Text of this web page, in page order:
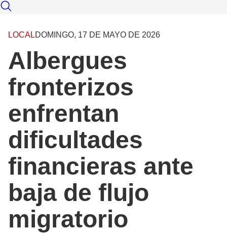
LOCALDOMINGO, 17 DE MAYO DE 2026
Albergues
fronterizos
enfrentan
dificultades
financieras ante
baja de flujo
migratorio